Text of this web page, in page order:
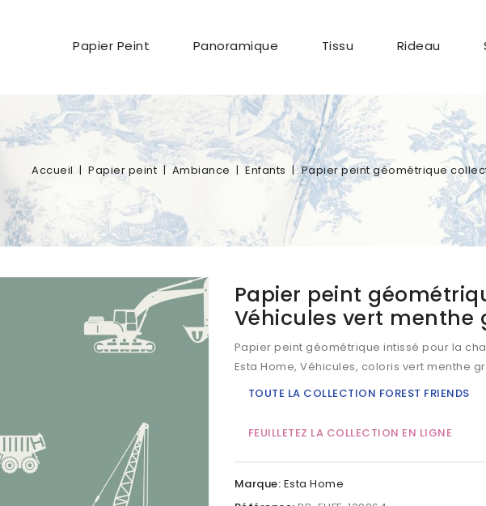
Papier Peint Panoramique Tissu Rideau
Accueil Papier peint Ambiance Enfants Papier peint géométrique
Papier peint
Véhicules vert menthe
Papier peint géométrique intissé pour la
Esta Home, Véhicules, coloris vert menthe
TOUTE LA COLLECTION FOREST FRIENDS
FEUILLETEZ LA COLLECTION EN LIGNE
Marque: Esta Home